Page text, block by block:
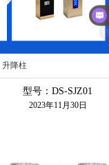
升降柱
型号：DS-SJZ01
2023年11月30日